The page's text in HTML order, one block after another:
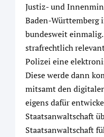
Justiz- und
Baden-Württemberg
bundesweit
strafrechtlich
Polizei eine
Diese werde dann
mitsamt den
eigens dafür
Staatsanwaltschaft
Staatsanwaltschaft